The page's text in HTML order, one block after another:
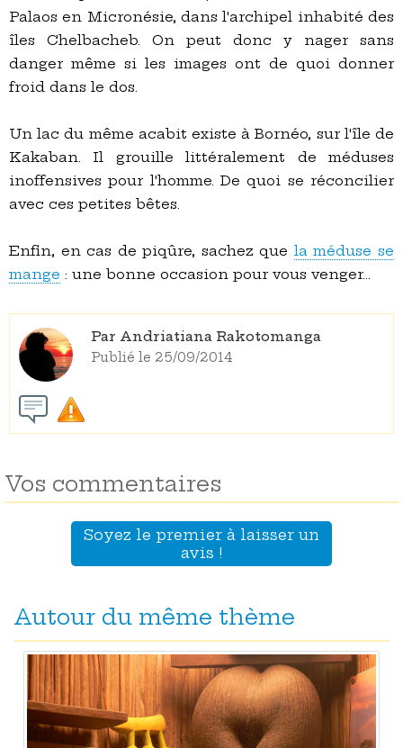
Palaos en Micronésie, dans l'archipel inhabité des
îles Chelbacheb. On peut donc y nager sans
danger même si les images ont de quoi donner
froid dans le dos.
Un lac du même acabit existe à Bornéo, sur l'île de
Kakaban. Il grouille littéralement de méduses
inoffensives pour l'homme. De quoi se réconcilier
avec ces petites bêtes.
Enfin, en cas de piqûre, sachez que la méduse se
mange : une bonne occasion pour vous venger...
Par Andriatiana Rakotomanga
Publié le 25/09/2014
Vos commentaires
Soyez le premier à laisser un
avis !
Autour du même thème